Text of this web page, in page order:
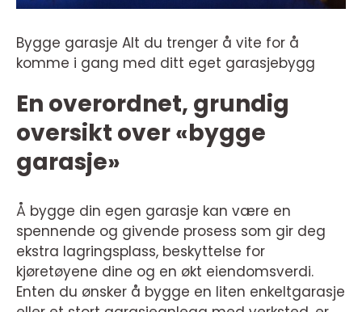
Bygge garasje Alt du trenger å vite for å
komme i gang med ditt eget garasjebygg
En overordnet, grundig
oversikt over «bygge
garasje»
Å bygge din egen garasje kan være en
spennende og givende prosess som gir deg
ekstra lagringsplass, beskyttelse for
kjøretøyene dine og en økt eiendomsverdi.
Enten du ønsker å bygge en liten enkeltgarasje